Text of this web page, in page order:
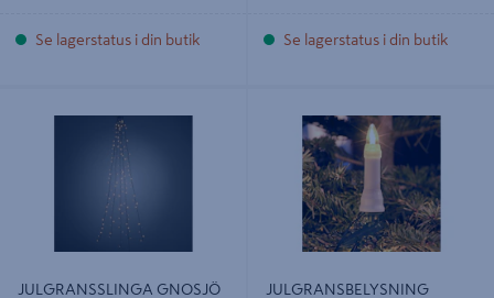
Se lagerstatus i din butik Se lagerstatus i din butik
KONSTSMIDE AMBER LED 5X30,
JULGRANSSLINGA GNOSJÖ
KONSTSMIDE 1014-020 25 DC LED
JULGRANSBELYSNING